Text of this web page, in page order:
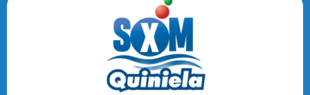
Quiniela SXM - Noche